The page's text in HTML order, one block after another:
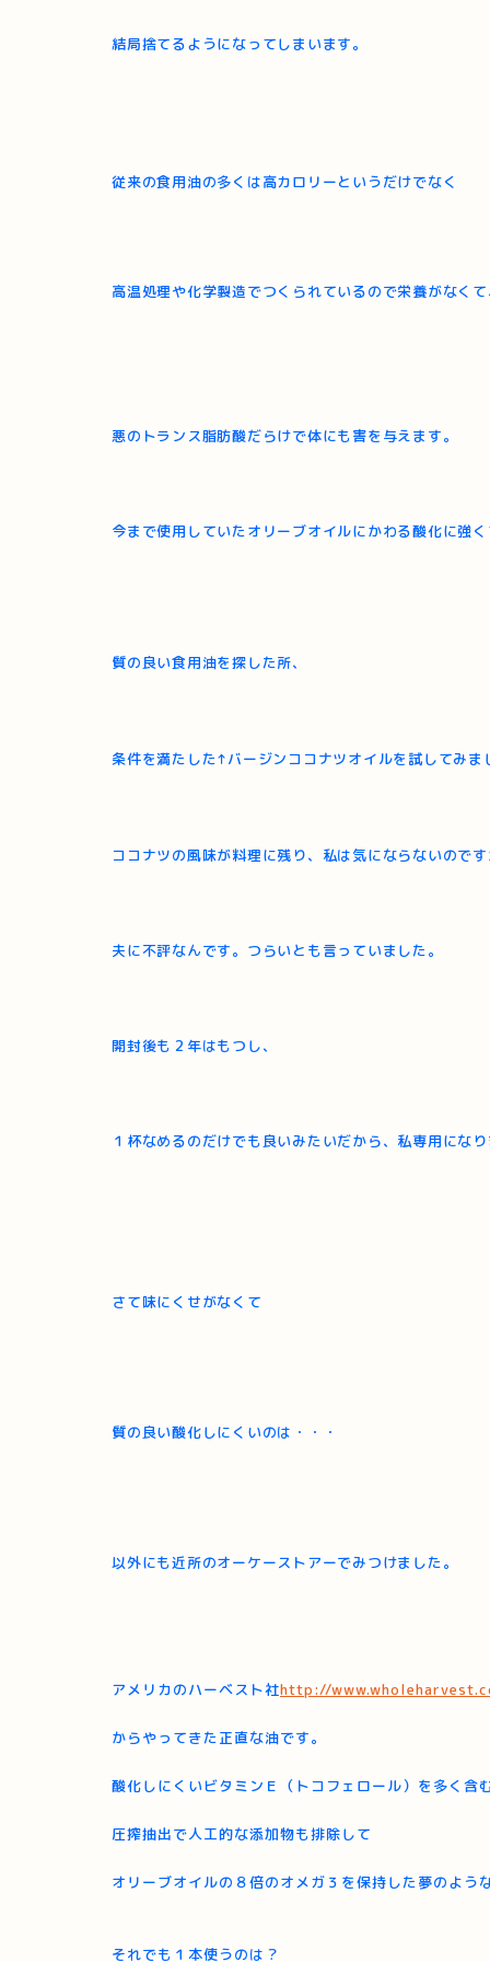
結局捨てるようになってしまいます。
従来の食用油の多くは高カロリーというだけでなく
高温処理や化学製造でつくられているので栄養がなく
悪のトランス脂肪酸だらけで体にも害を与えます。
今まで使用していたオリーブオイルにかわる酸化に強
質の良い食用油を探した所、
条件を満たした↑バージンココナツオイルを試してみま
ココナツの風味が料理に残り、私は気にならないので
夫に不評なんです。つらいとも言っていました。
開封後も２年はもつし、
１杯なめるのだけでも良いみたいだから、私専用にな
さて味にくせがなくて
質の良い酸化しにくいのは・・・
以外にも近所のオーケーストアーでみつけました。
アメリカのハーベスト社http://
からやってきた正直な油です。
酸化しにくいビタミンＥ（トコフェロール）を多く含
圧搾抽出で人工的な添加物も排除して
オリーブオイルの８倍のオメガ３を保持した夢のよう
それでも１本使うのは？